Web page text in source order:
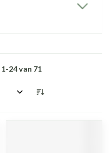
1-24van 71